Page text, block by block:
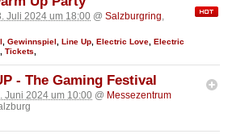
Juli 2024 um 18:00 @ Salzburgring,
Gewinnspiel Line Up Electric Love Electric
Tickets
- The Gaming Festival
Juni 2024 um 10:00 @ Messezentrum